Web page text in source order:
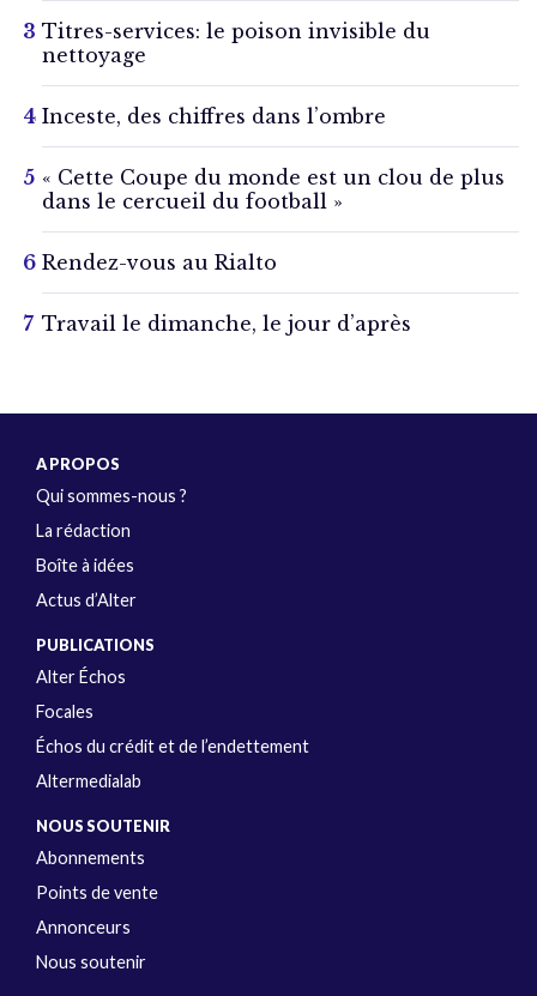
Titres-services: le poison invisible du
nettoyage
Inceste, des chiffres dans l’ombre
« Cette Coupe du monde est un clou de plus
dans le cercueil du football »
Rendez-vous au Rialto
Travail le dimanche, le jour d’après
A PROPOS
Qui sommes-nous ?
La rédaction
Boîte à idées
Actus d’Alter
PUBLICATIONS
Alter Échos
Focales
Échos du crédit et de l’endettement
Altermedialab
NOUS SOUTENIR
Abonnements
Points de vente
Annonceurs
Nous soutenir